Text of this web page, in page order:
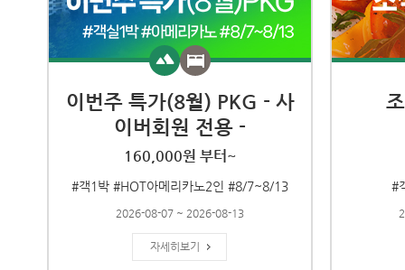
이번주 특가(8월) PKG - 사
이버회원 전용 -
160,000원 부터~
#객1박 #HOT아메리카노2인 #8/7~8/13
2026-08-07 ~ 2026-08-13
자세히보기
#